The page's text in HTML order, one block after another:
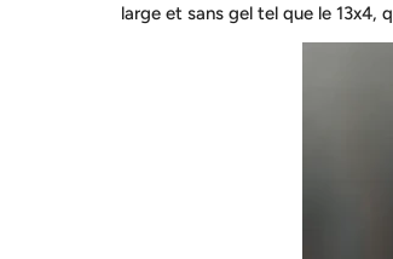
large et sans gel tel que le 13x4,